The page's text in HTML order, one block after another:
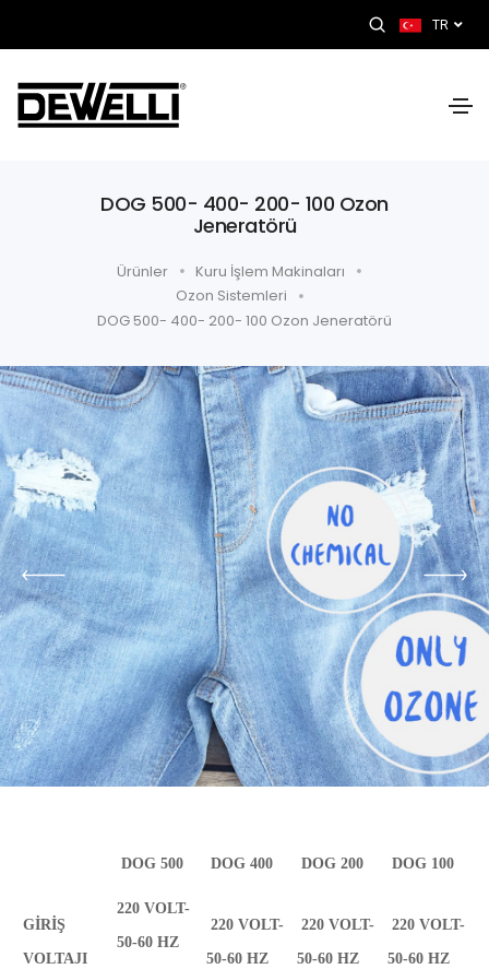
TR
DOG 500- 400- 200- 100 Ozon
Jeneratörü
Ürünler
Kuru İşlem Makinaları
Ozon Sistemleri
DOG 500- 400- 200- 100 Ozon Jeneratörü
DOG 500 DOG 400 DOG 200 DOG 100
GİRİŞ
VOLTAJI
220 VOLT-
50-60 HZ
220 VOLT-
50-60 HZ
220 VOLT-
50-60 HZ
220 VOLT-
50-60 HZ